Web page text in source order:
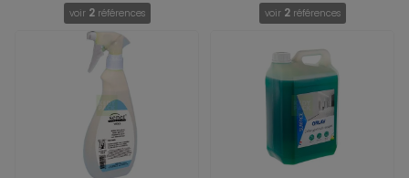
voir 2 références voir 2 références